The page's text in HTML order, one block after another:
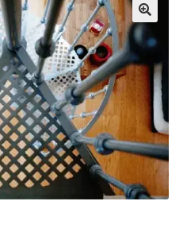
menu
child
il
menu
child
🔍